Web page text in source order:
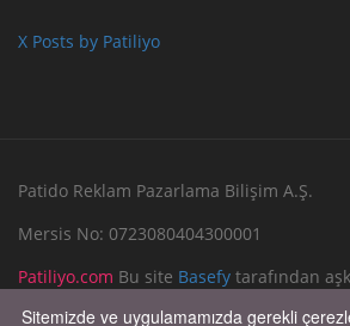
X Posts by Patiliyo
Patido Reklam Pazarlama Bilişim A.Ş.
Mersis No: 0723080404300001
Patiliyo.com Bu site Basefy tarafından
Reklam
Sitemizde ve uygulamamızda gerekli